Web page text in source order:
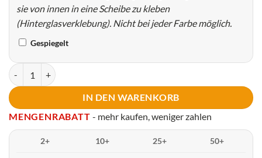
sie von innen in eine Scheibe zu kleben
(Hinterglasverklebung). Nicht bei jeder Farbe möglich.
Gespiegelt
Swim Bike Run V1 Menge
IN DEN WARENKORB
MENGENRABATT - mehr kaufen, weniger zahlen
2+ 10+ 25+ 50+